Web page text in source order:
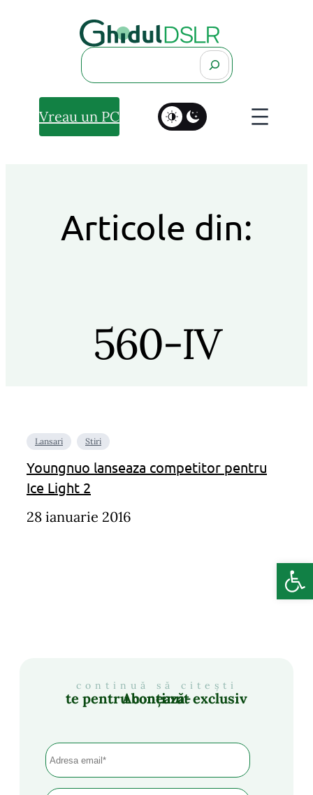
Search
Vreau un PC
Articole din:
560-IV
Lansari Stiri
Youngnuo lanseaza competitor pentru
Ice Light 2
28 ianuarie 2016
continuă să citești
Abonează-te pentru conținut exclusiv